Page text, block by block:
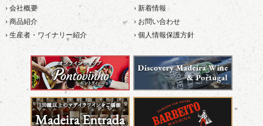
› 会社概要
› 新着情報
› 商品紹介
› お問い合わせ
› 生産者・ワイナリー紹介
› 個人情報保護方針